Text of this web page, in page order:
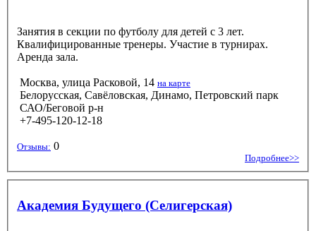
Занятия в секции по футболу для детей с 3 лет.
Квалифицированные тренеры. Участие в турнирах.
Аренда зала.
Москва, улица Расковой, 14 на карте
Белорусская, Савёловская, Динамо, Петровский парк
САО/Беговой р-н
+7-495-120-12-18
Отзывы: 0
Подробнее>>
Академия Будущего (Селигерская)